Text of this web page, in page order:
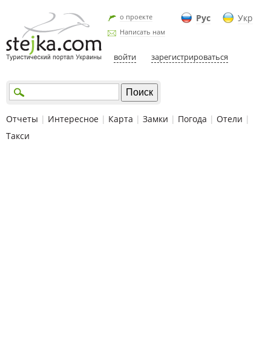
Рус Укр
о проекте
Написать нам
войти зарегистрироваться
Отчеты | Интересное | Карта | Замки | Погода | Отели |
Такси